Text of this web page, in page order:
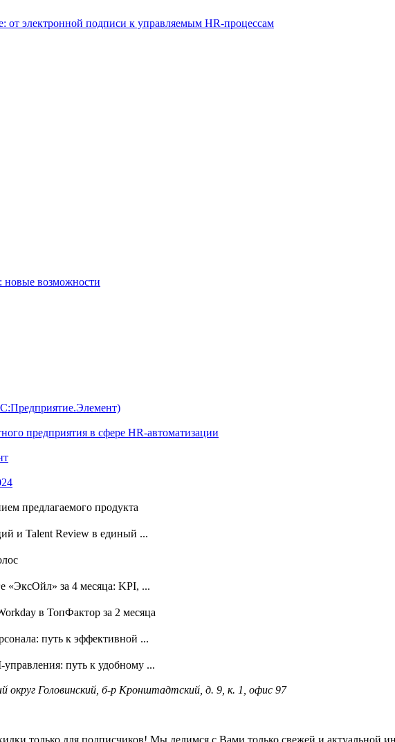
электронной подписи к управляемым HR-процессам
новые возможности
предприятия в сфере HR-автоматизации
предлагаемого продукта
и Talent Review в единый ...
«ЭксОйл» за 4 месяца: KPI, ...
в ТопФактор за 2 месяца
путь к эффективной ...
путь к удобному ...
округ Головинский, б-р Кронштадтский, д. 9, к. 1, офис 97
только для подписчиков! Мы делимся с Вами только свежей и актуальной